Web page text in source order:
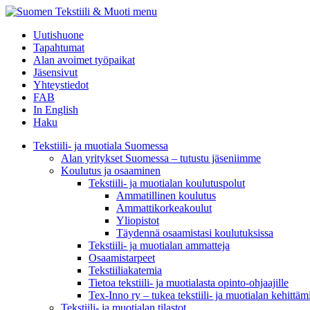
menu
Uutishuone
Tapahtumat
Alan avoimet työpaikat
Jäsensivut
Yhteystiedot
FAB
In English
Haku
Tekstiili- ja muotiala Suomessa
Alan yritykset Suomessa – tutustu jäseniimme
Koulutus ja osaaminen
Tekstiili- ja muotialan koulutuspolut
Ammatillinen koulutus
Ammattikorkeakoulut
Yliopistot
Täydennä osaamistasi koulutuksissa
Tekstiili- ja muotialan ammatteja
Osaamistarpeet
Tekstiiliakatemia
Tietoa tekstiili- ja muotialasta opinto-ohjaajille
Tex-Inno ry – tukea tekstiili- ja muotialan
Tekstiili- ja muotialan tilastot